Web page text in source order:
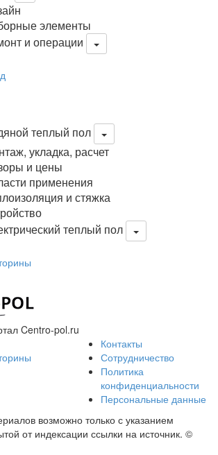
элементы
и операции
теплый пол
укладка, расчет
и цены
применения
и стяжка
теплый пол
Centro-pol.ru
Контакты
Сотрудничество
Политика
конфиденциальности
Персональные данные
возможно только с указанием
от индексации ссылки на источник. ©